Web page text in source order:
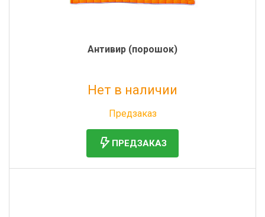
Антивир (порошок)
Нет в наличии
Предзаказ
ПРЕДЗАКАЗ